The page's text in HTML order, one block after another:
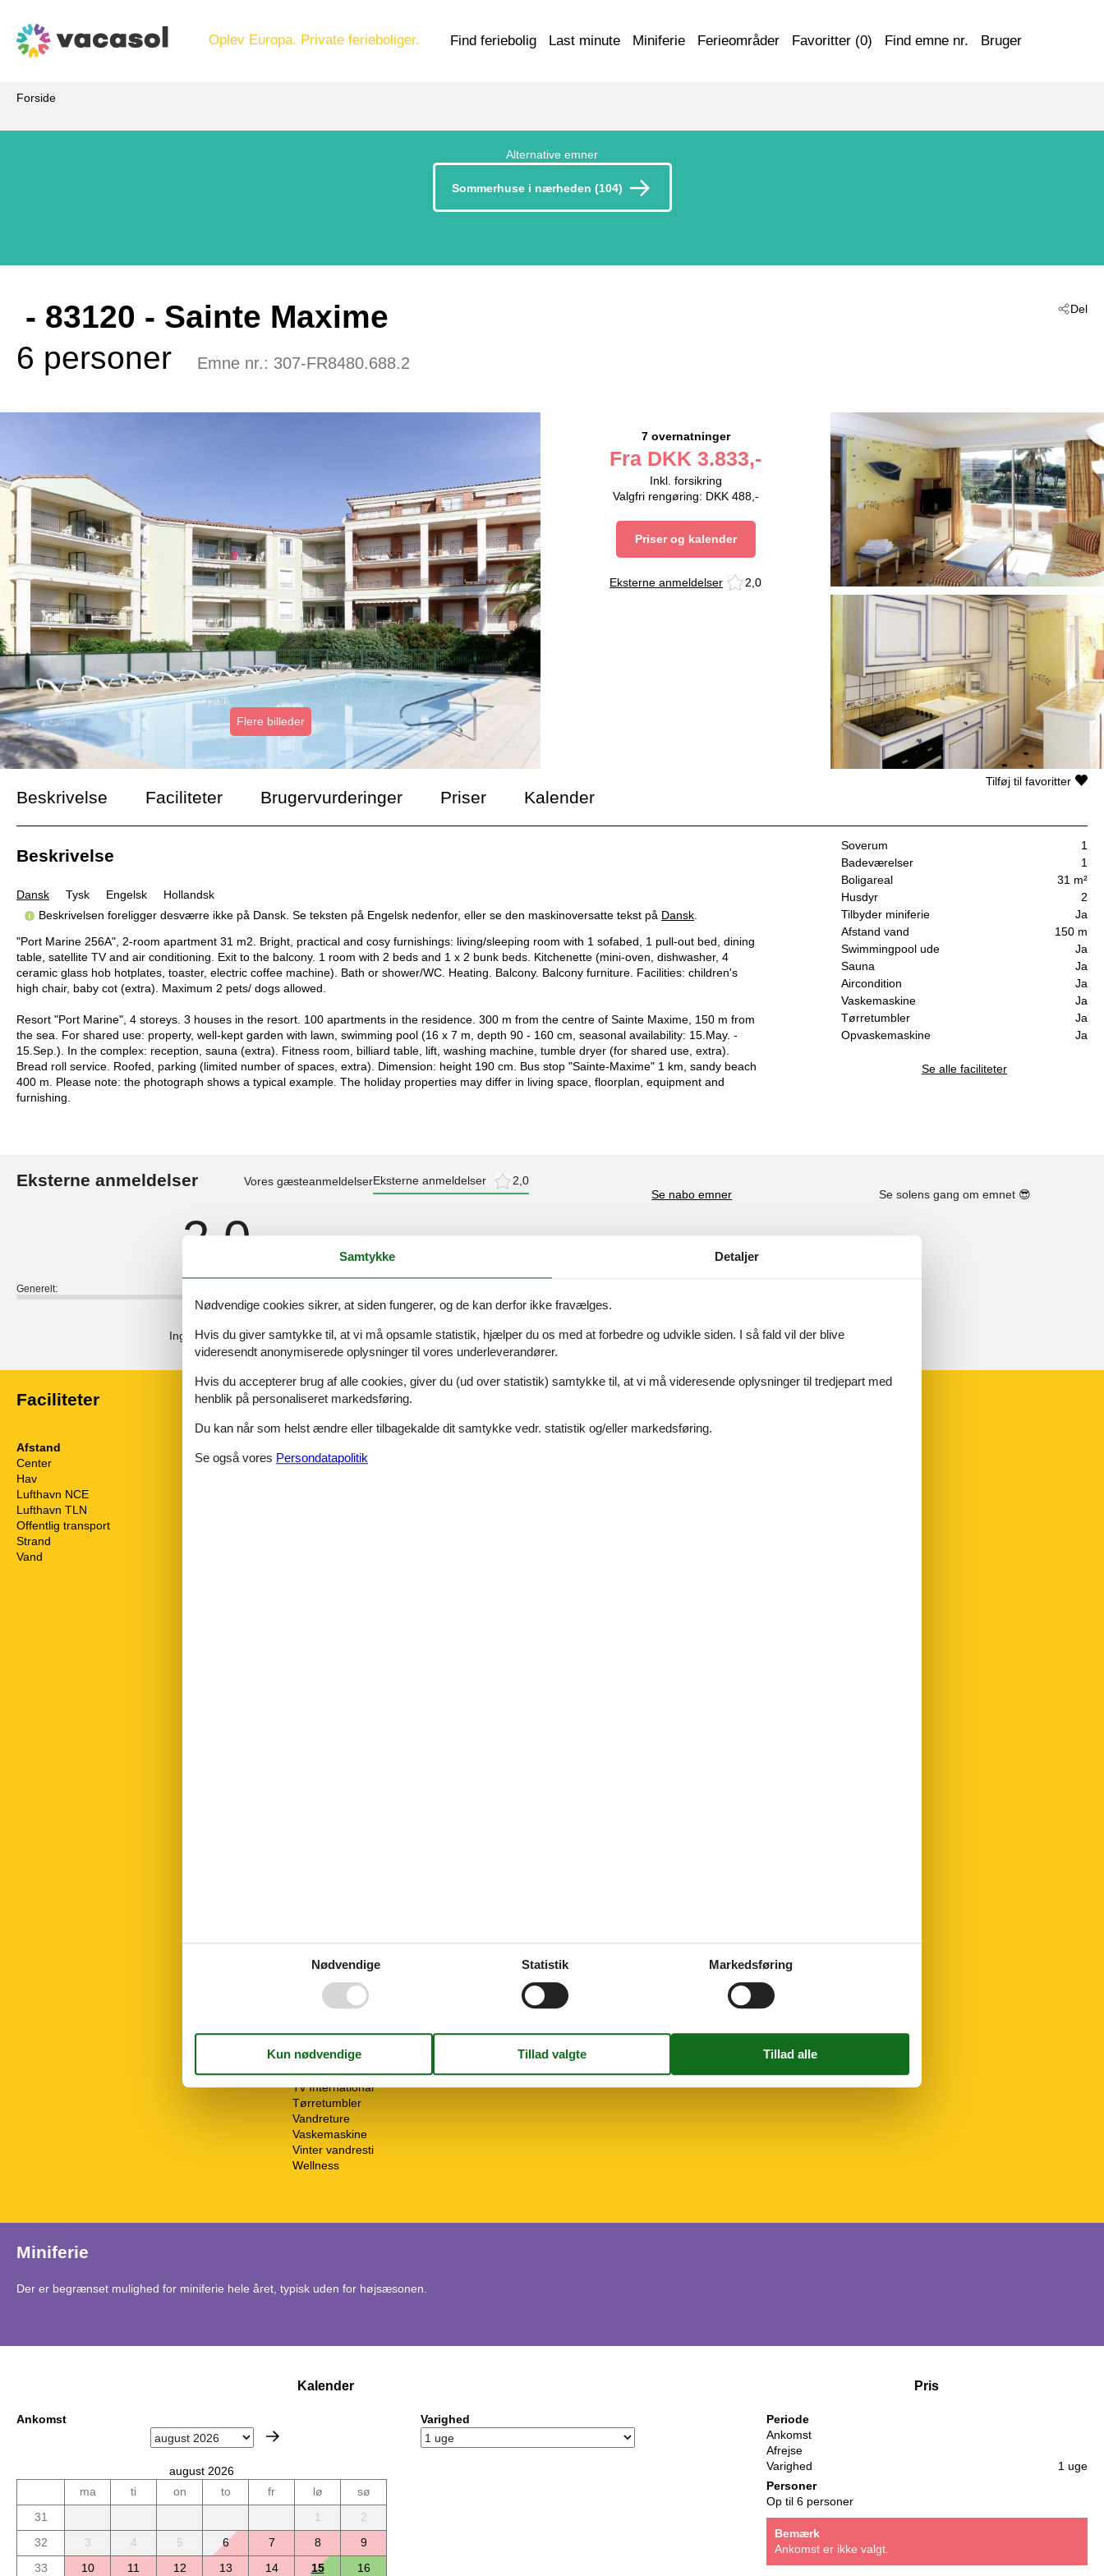
Oplev Europa. Private ferieboliger. Find feriebolig Last minute Miniferie Ferieområder Favoritter (0) Find emne nr. Bruger
Forside
Alternative emner
Sommerhuse i nærheden (104)
Del
- 83120 - Sainte Maxime
6 personer
Emne nr.: 307-FR8480.688.2
Flere billeder
7 overnatninger
Fra DKK 3.833,-
Inkl. forsikring
Valgfri rengøring: DKK 488,-
Priser og kalender
Eksterne anmeldelser 2,0
Beskrivelse Faciliteter Brugervurderinger Priser Kalender
Soverum
1
Badeværelser
1
Boligareal
31 m²
Husdyr
2
Tilbyder miniferie
Ja
Afstand vand
150 m
Swimmingpool ude
Ja
Sauna
Ja
Aircondition
Ja
Vaskemaskine
Ja
Tørretumbler
Ja
Opvaskemaskine
Ja
Se alle faciliteter
Tilføj til favoritter
Beskrivelse
Dansk Tysk Engelsk
Hollandsk
Beskrivelsen foreligger desværre ikke på Dansk. Se teksten på Engelsk nedenfor, eller se den maskinoversatte tekst på Dansk.
"Port Marine 256A", 2-room apartment 31 m2. Bright, practical and cosy furnishings: living/sleeping room with 1 sofabed, 1 pull-out bed, dining
table, satellite TV and air conditioning. Exit to the balcony. 1 room with 2 beds and 1 x 2 bunk beds. Kitchenette (mini-oven, dishwasher, 4
ceramic glass hob hotplates, toaster, electric coffee machine). Bath or shower/WC. Heating. Balcony. Balcony furniture. Facilities: children's
high chair, baby cot (extra). Maximum 2 pets/ dogs allowed.
Resort "Port Marine", 4 storeys. 3 houses in the resort. 100 apartments in the residence. 300 m from the centre of Sainte Maxime, 150 m from
the sea. For shared use: property, well-kept garden with lawn, swimming pool (16 x 7 m, depth 90 - 160 cm, seasonal availability: 15.May. -
15.Sep.). In the complex: reception, sauna (extra). Fitness room, billiard table, lift, washing machine, tumble dryer (for shared use, extra).
Bread roll service. Roofed, parking (limited number of spaces, extra). Dimension: height 190 cm. Bus stop "Sainte-Maxime" 1 km, sandy beach
400 m. Please note: the photograph shows a typical example. The holiday properties may differ in living space, floorplan, equipment and
furnishing.
Eksterne anmeldelser Vores gæsteanmeldelserEksterne anmeldelser 2,0
2,0
Generelt:
Ingen detaljerede eksterne anmeldelser
Se nabo emner Se solens gang om emnet 😎
Faciliteter
Afstand
Center
300 m
Hav
Lufthavn NCE
Lufthavn TLN
Offentlig transport
Strand
Vand
Aircondition
Radiator
Reception
Sauna
Sejlads
Toaster
TV
Tv International
Tørretumbler
Vandreture
Vaskemaskine
Vinter vandresti
Wellness
Miniferie
Der er begrænset mulighed for miniferie hele året, typisk uden for højsæsonen.
Kalender
Ankomst
august 2026
ma
ti on to fr lø
sø
31
1
2
32
3 4 5 6 7 8
9
33
10 11 12 13 14 15
16
Varighed
Pris
Periode
Ankomst
Afrejse
Varighed
1 uge
Personer
Op til 6 personer
Bemærk
Ankomst er ikke valgt.
Samtykke Detaljer
Nødvendige cookies sikrer, at siden fungerer, og de kan derfor ikke fravælges.
Hvis du giver samtykke til, at vi må opsamle statistik, hjælper du os med at forbedre og udvikle siden. I så fald vil der blive
videresendt anonymiserede oplysninger til vores underleverandører.
Hvis du accepterer brug af alle cookies, giver du (ud over statistik) samtykke til, at vi må videresende oplysninger til tredjepart med
henblik på personaliseret markedsføring.
Du kan når som helst ændre eller tilbagekalde dit samtykke vedr. statistik og/eller markedsføring.
Se også vores Persondatapolitik
Nødvendige Statistik Markedsføring